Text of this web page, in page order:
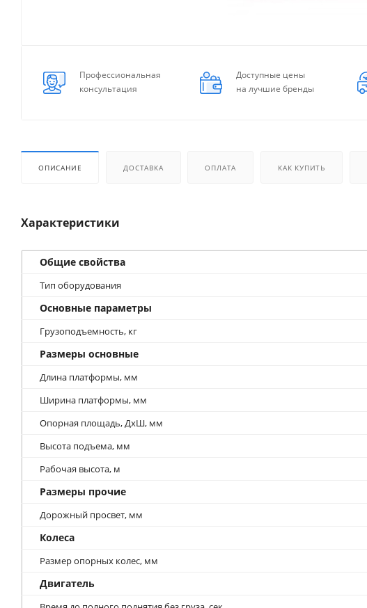
Профессиональная
консультация
Доступные цены
на лучшие бренды
ОПИСАНИЕ ДОСТАВКА ОПЛАТА КАК КУПИТЬ
Характеристики
Общие свойства
Тип оборудования
Основные параметры
Грузоподъемность, кг
Размеры основные
Длина платформы, мм
Ширина платформы, мм
Опорная площадь, ДхШ, мм
Высота подъема, мм
Рабочая высота, м
Размеры прочие
Дорожный просвет, мм
Колеса
Размер опорных колес, мм
Двигатель